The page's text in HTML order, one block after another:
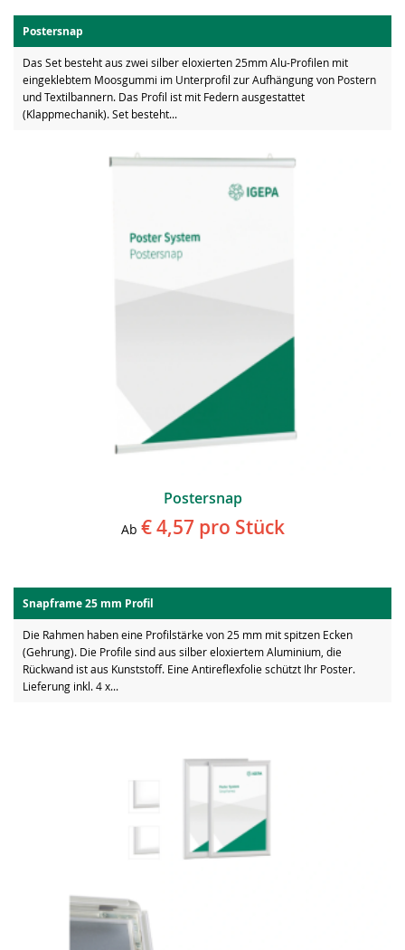
Postersnap
Das Set besteht aus zwei silber eloxierten 25mm Alu-Profilen mit
eingeklebtem Moosgummi im Unterprofil zur Aufhängung von Postern
und Textilbannern. Das Profil ist mit Federn ausgestattet
(Klappmechanik). Set besteht...
Postersnap
Ab € 4,57pro Stück
Snapframe 25 mm Profil
Die Rahmen haben eine Profilstärke von 25 mm mit spitzen Ecken
(Gehrung). Die Profile sind aus silber eloxiertem Aluminium, die
Rückwand ist aus Kunststoff. Eine Antireflexfolie schützt Ihr Poster.
Lieferung inkl. 4 x...